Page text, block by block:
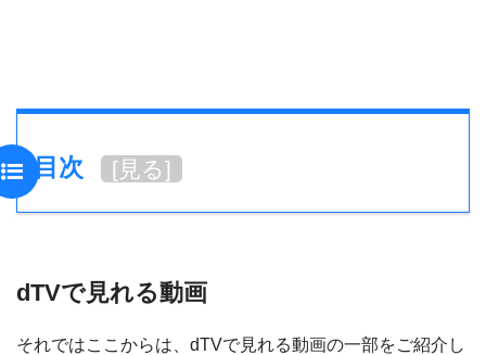
目次 [見る]
dTVで見れる動画
それではここからは、dTVで見れる動画の一部をご紹介し